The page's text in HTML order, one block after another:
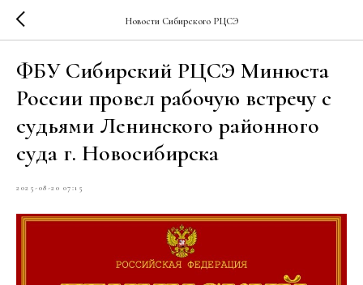
Новости Сибирского РЦСЭ
ФБУ Сибирский РЦСЭ Минюста
России провел рабочую встречу с
судьями Ленинского районного
суда г. Новосибирска
2025-08-20 07:15